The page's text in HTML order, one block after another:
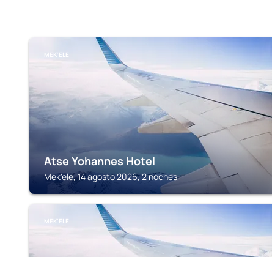
MEK'ELE
Atse Yohannes Hotel
Mek'ele, 14 agosto 2026, 2 noches
MEK'ELE